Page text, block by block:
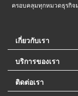
ครอบคลุมทุกหมวดธุรกิจ
เกี่ยวกับเรา
บริการของเรา
ติดต่อเรา